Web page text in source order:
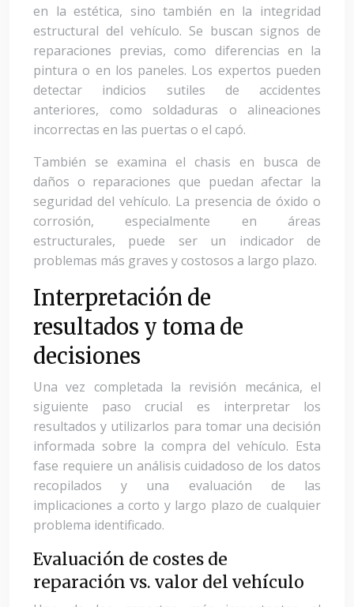
en la estética, sino también en la integridad
estructural del vehículo. Se buscan signos de
reparaciones previas, como diferencias en la
pintura o en los paneles. Los expertos pueden
detectar indicios sutiles de accidentes
anteriores, como soldaduras o alineaciones
incorrectas en las puertas o el capó.
También se examina el chasis en busca de
daños o reparaciones que puedan afectar la
seguridad del vehículo. La presencia de óxido o
corrosión, especialmente en áreas
estructurales, puede ser un indicador de
problemas más graves y costosos a largo plazo.
Interpretación de
resultados y toma de
decisiones
Una vez completada la revisión mecánica, el
siguiente paso crucial es interpretar los
resultados y utilizarlos para tomar una decisión
informada sobre la compra del vehículo. Esta
fase requiere un análisis cuidadoso de los datos
recopilados y una evaluación de las
implicaciones a corto y largo plazo de cualquier
problema identificado.
Evaluación de costes de
reparación vs. valor del vehículo